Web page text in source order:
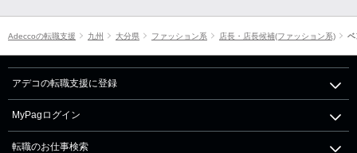
Adeccoの転職支援 九州 大分県 ファッション系 店長・店長候補(ファッション系) ベ
アデコの転職支援に登録
MyPagログイン
転職のお仕事検索